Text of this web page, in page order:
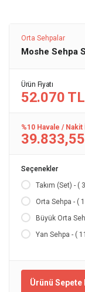
Orta Sehpalar
Moshe Sehpa
Ürün Fiyatı
52.070 TL
%10 Havale /
Seçenekler
Takım (Set) - (
Orta Sehpa - (
Büyük Orta
Yan Sehpa - (
Ürünü Sepete